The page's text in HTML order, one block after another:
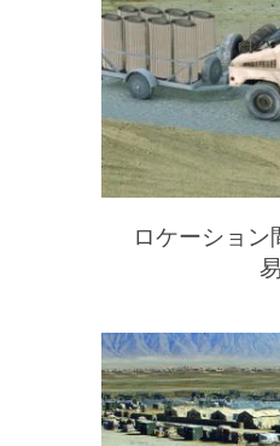
ロケーション
易